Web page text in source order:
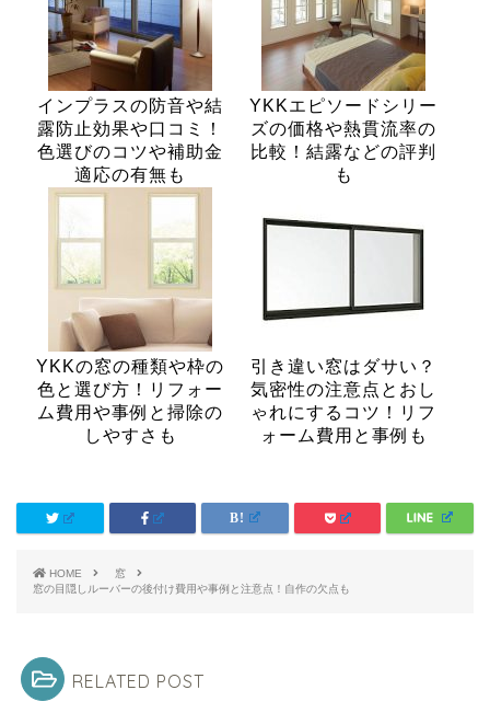
インプラスの防音や結
露防止効果や口コミ！
色選びのコツや補助金
適応の有無も
YKKエピソードシリー
ズの価格や熱貫流率の
比較！結露などの評判
も
YKKの窓の種類や枠の
色と選び方！リフォー
ム費用や事例と掃除の
しやすさも
引き違い窓はダサい？
気密性の注意点とおし
ゃれにするコツ！リフ
ォーム費用と事例も
HOME
窓
窓の目隠しルーバーの後付け費用や事例と注意点！自作の欠点も
RELATED POST